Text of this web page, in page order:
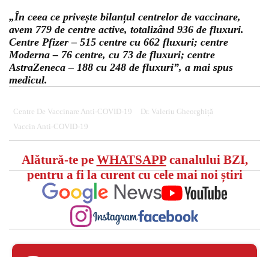
„În ceea ce privește bilanțul centrelor de vaccinare,
avem 779 de centre active, totalizând 936 de fluxuri.
Centre Pfizer – 515 centre cu 662 fluxuri; centre
Moderna – 76 centre, cu 73 de fluxuri; centre
AstraZeneca – 188 cu 248 de fluxuri”, a mai spus
medicul.
Centre De Vaccinare Anti-COVID-19
Dr. Valeriu Gheorghiță
Vaccin Anti-COVID-19
Alătură-te pe WHATSAPPcanalului BZI,
pentru a fi la curent cu cele mai noi știri